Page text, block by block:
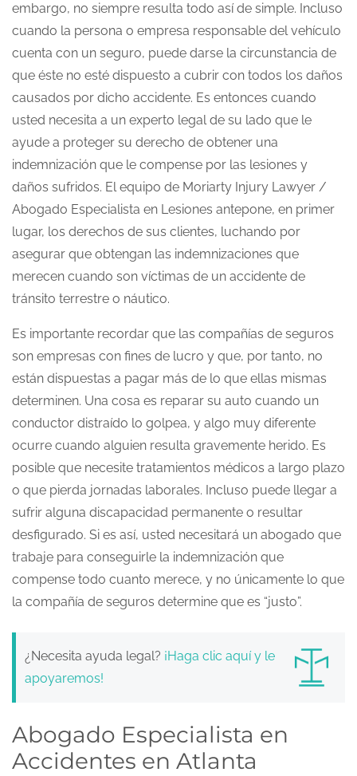
embargo, no siempre resulta todo así de simple. Incluso
cuando la persona o empresa responsable del vehículo
cuenta con un seguro, puede darse la circunstancia de
que éste no esté dispuesto a cubrir con todos los daños
causados por dicho accidente. Es entonces cuando
usted necesita a un experto legal de su lado que le
ayude a proteger su derecho de obtener una
indemnización que le compense por las lesiones y
daños sufridos. El equipo de Moriarty Injury Lawyer /
Abogado Especialista en Lesiones antepone, en primer
lugar, los derechos de sus clientes, luchando por
asegurar que obtengan las indemnizaciones que
merecen cuando son víctimas de un accidente de
tránsito terrestre o náutico.
Es importante recordar que las compañías de seguros
son empresas con fines de lucro y que, por tanto, no
están dispuestas a pagar más de lo que ellas mismas
determinen. Una cosa es reparar su auto cuando un
conductor distraído lo golpea, y algo muy diferente
ocurre cuando alguien resulta gravemente herido. Es
posible que necesite tratamientos médicos a largo plazo
o que pierda jornadas laborales. Incluso puede llegar a
sufrir alguna discapacidad permanente o resultar
desfigurado. Si es así, usted necesitará un abogado que
trabaje para conseguirle la indemnización que
compense todo cuanto merece, y no únicamente lo que
la compañía de seguros determine que es “justo”.
¿Necesita ayuda legal? ¡Haga clic aquí y le
apoyaremos!
Abogado Especialista en
Accidentes en Atlanta